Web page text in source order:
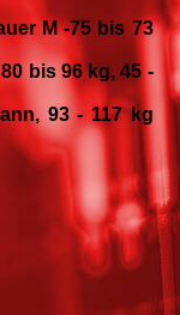
M -75 bis 73
bis 96 kg, 45 -
93 - 117 kg